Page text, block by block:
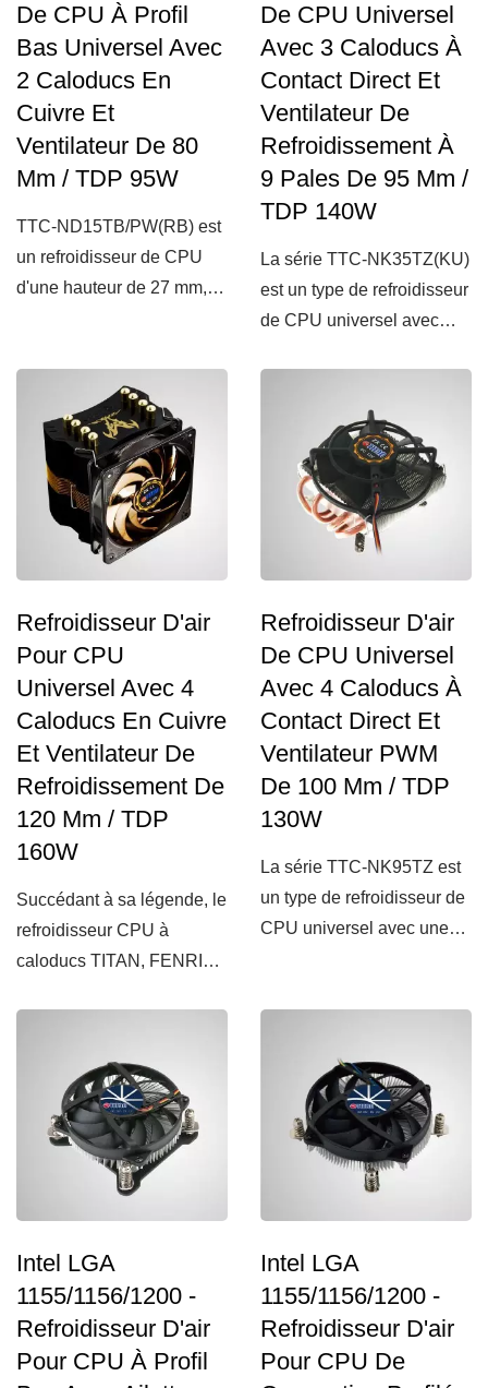
De CPU À Profil
Bas Universel Avec
2 Caloducs En
Cuivre Et
Ventilateur De 80
Mm / TDP 95W
TTC-ND15TB/PW(RB) est
un refroidisseur de CPU
d'une hauteur de 27 mm,
De CPU Universel
Avec 3 Caloducs À
Contact Direct Et
Ventilateur De
Refroidissement À
9 Pales De 95 Mm /
TDP 140W
La série TTC-NK35TZ(KU)
est un type de refroidisseur
de CPU universel avec
Refroidisseur D'air
Pour CPU
Universel Avec 4
Caloducs En Cuivre
Et Ventilateur De
Refroidissement De
120 Mm / TDP
160W
Succédant à sa légende, le
refroidisseur CPU à
caloducs TITAN, FENRIR,
Refroidisseur D'air
De CPU Universel
Avec 4 Caloducs À
Contact Direct Et
Ventilateur PWM
De 100 Mm / TDP
130W
La série TTC-NK95TZ est
un type de refroidisseur de
CPU universel avec une
Intel LGA
1155/1156/1200 -
Refroidisseur D'air
Pour CPU À Profil
Intel LGA
1155/1156/1200 -
Refroidisseur D'air
Pour CPU De